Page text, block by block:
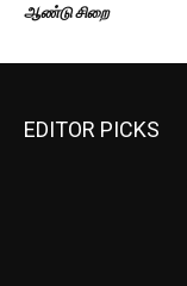
ஆண்டு சிறை
EDITOR PICKS